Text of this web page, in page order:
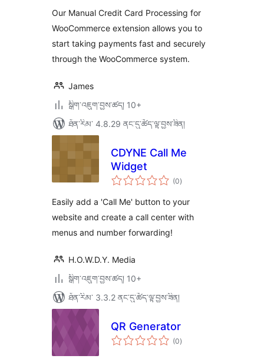
ཚང་།
Our Manual Credit Card Processing for
WooCommerce extension allows you to
start taking payments fast and securely
through the WooCommerce system.
James
སྒྲིག་འཇུག་བྱས་ཚད། 10+
ཐོན་རིམ་ 4.8.29 ནང་དུ་ཚོད་ལྟ་བྱས་ཟིན།
CDYNE Call Me
Widget
(0གདེང་
འཇོག་
ཚང་།
)
Easily add a 'Call Me' button to your
website and create a call center with
menus and number forwarding!
H.O.W.D.Y. Media
སྒྲིག་འཇུག་བྱས་ཚད། 10+
ཐོན་རིམ་ 3.3.2 ནང་དུ་ཚོད་ལྟ་བྱས་ཟིན།
QR Generator
(0གདེང་
འཇོག་
)